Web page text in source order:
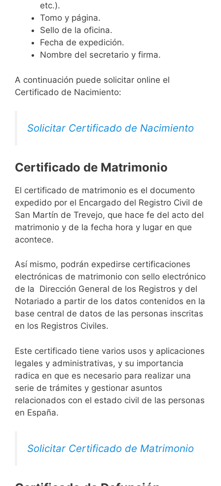
etc.).
Tomo y página.
Sello de la oficina.
Fecha de expedición.
Nombre del secretario y firma.
A continuación puede solicitar online el
Certificado de Nacimiento:
Solicitar Certificado de Nacimiento
Certificado de Matrimonio
El certificado de matrimonio es el documento
expedido por el Encargado del Registro Civil de
San Martín de Trevejo, que hace fe del acto del
matrimonio y de la fecha hora y lugar en que
acontece.
Así mismo, podrán expedirse certificaciones
electrónicas de matrimonio con sello electrónico
de la Dirección General de los Registros y del
Notariado a partir de los datos contenidos en la
base central de datos de las personas inscritas
en los Registros Civiles.
Este certificado tiene varios usos y aplicaciones
legales y administrativas, y su importancia
radica en que es necesario para realizar una
serie de trámites y gestionar asuntos
relacionados con el estado civil de las personas
en España.
Solicitar Certificado de Matrimonio